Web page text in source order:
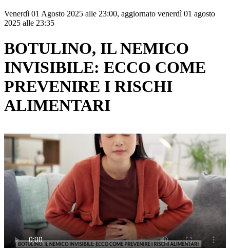
Venerdì 01 Agosto 2025 alle 23:00, aggiornato venerdì 01 agosto
2025 alle 23:35
BOTULINO, IL NEMICO
INVISIBILE: ECCO COME
PREVENIRE I RISCHI
ALIMENTARI